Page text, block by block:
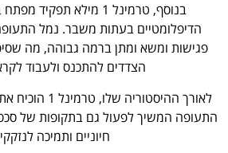
בנוסף, טרמינל 1 מילא
הדיפלומטיים בעתות משבר. נמל
פגישות ומשא ומתן ברמה גבוהה, מה
הצדדים להתכנס ולעבוד
לאורך
התעופה המשיך לפעול גם בתקופות של
חיוניים ותמיכה